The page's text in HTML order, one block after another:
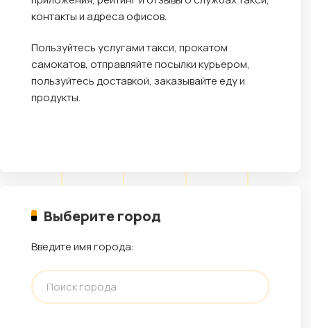
контакты и адреса офисов.
Пользуйтесь услугами такси, прокатом
самокатов, отправляйте посылки курьером,
пользуйтесь доставкой, заказывайте еду и
продукты.
Выберите город
Введите имя города: